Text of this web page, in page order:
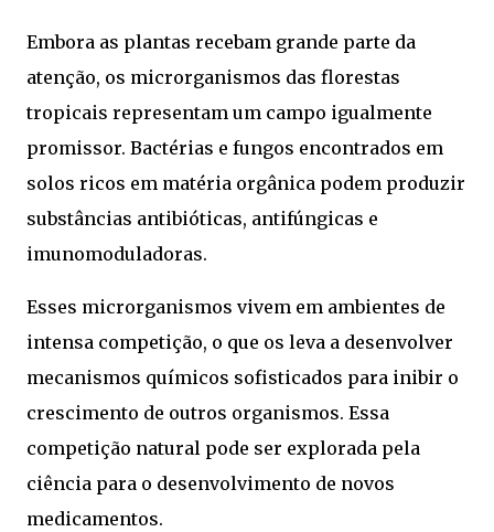
Embora as plantas recebam grande parte da
atenção, os microrganismos das florestas
tropicais representam um campo igualmente
promissor. Bactérias e fungos encontrados em
solos ricos em matéria orgânica podem produzir
substâncias antibióticas, antifúngicas e
imunomoduladoras.
Esses microrganismos vivem em ambientes de
intensa competição, o que os leva a desenvolver
mecanismos químicos sofisticados para inibir o
crescimento de outros organismos. Essa
competição natural pode ser explorada pela
ciência para o desenvolvimento de novos
medicamentos.